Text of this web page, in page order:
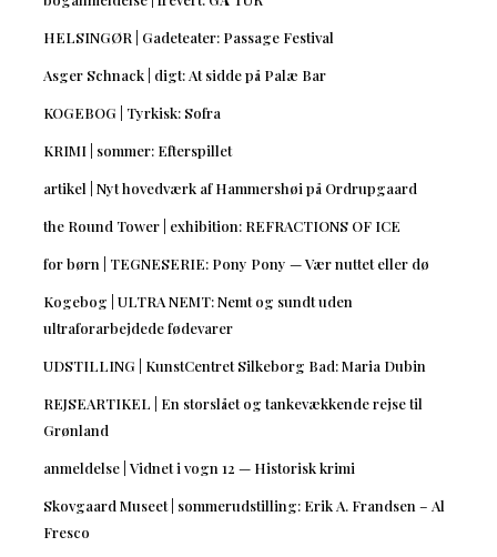
HELSINGØR | Gadeteater: Passage Festival
Asger Schnack | digt: At sidde på Palæ Bar
KOGEBOG | Tyrkisk: Sofra
KRIMI | sommer: Efterspillet
artikel | Nyt hovedværk af Hammershøi på Ordrupgaard
the Round Tower | exhibition: REFRACTIONS OF ICE
for børn | TEGNESERIE: Pony Pony — Vær nuttet eller dø
Kogebog | ULTRA NEMT: Nemt og sundt uden
ultraforarbejdede fødevarer
UDSTILLING | KunstCentret Silkeborg Bad: Maria Dubin
REJSEARTIKEL | En storslået og tankevækkende rejse til
Grønland
anmeldelse | Vidnet i vogn 12 — Historisk krimi
Skovgaard Museet | sommerudstilling: Erik A. Frandsen – Al
Fresco